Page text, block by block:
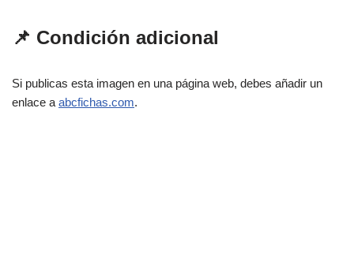
📌 Condición adicional
Si publicas esta imagen en una página web, debes añadir un
enlace a abcfichas.com.